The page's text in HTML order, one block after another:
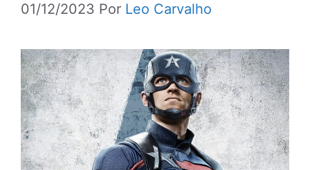
01/12/2023 Por Leo Carvalho